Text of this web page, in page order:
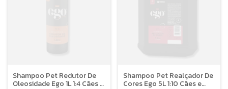
Shampoo Pet Redutor De
Oleosidade Ego 1L 1:4 Cães e
Shampoo Pet Realçador De
Cores Ego 5L 1:10 Cães e